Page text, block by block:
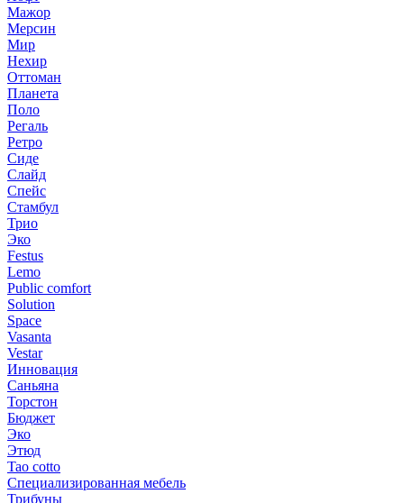
Мажор
Мерсин
Мир
Нехир
Оттоман
Планета
Поло
Регаль
Ретро
Сиде
Слайд
Спейс
Стамбул
Трио
Эко
Festus
Lemo
Public comfort
Solution
Space
Vasanta
Vestar
Инновация
Саньяна
Торстон
Бюджет
Эко
Этюд
Tao cotto
Специализированная мебель
Трибуны